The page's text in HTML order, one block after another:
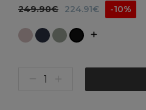
249.90€ 224.91€ -10%